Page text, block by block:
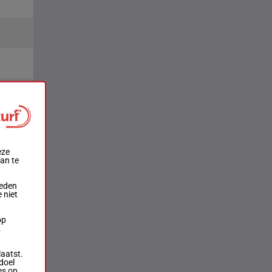
2e 4e
te
niet